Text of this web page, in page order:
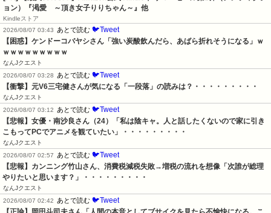
ョン）『渇愛 ～頂き女子りりちゃん～』他
Kindleストア
2026/08/07 03:43 あとで読む 🐦Tweet
【困惑】ケンドーコバヤシさん「強い炭酸飲んだら、あばら折れそうになる」ｗ
ｗｗｗｗｗｗｗｗｗ
なんJクエスト
2026/08/07 03:28 あとで読む 🐦Tweet
【衝撃】元V6三宅健さんが気になる「一段落」の読みは？・・・・・・・・・
なんJクエスト
2026/08/07 03:12 あとで読む 🐦Tweet
【悲報】女優・南沙良さん（24）「私は陰キャ。人と話したくないので家に引き
こもってPCでアニメを観ていたい」・・・・・・・・・
なんJクエスト
2026/08/07 02:57 あとで読む 🐦Tweet
【悲報】カンニング竹山さん、消費税減税失敗→増税の流れを想像「次誰が総理
やりたいと思います？」・・・・・・・・・
なんJクエスト
2026/08/07 02:42 あとで読む 🐦Tweet